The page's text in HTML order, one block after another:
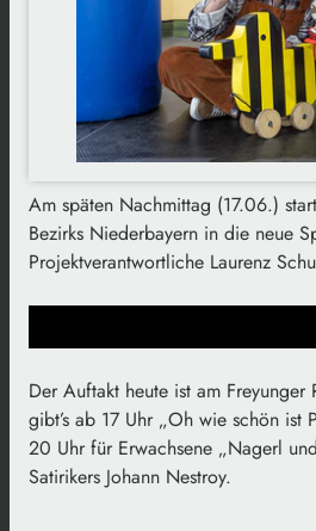
Am späten Nachmittag (17.06.)
Bezirks Niederbayern in die neue
Projektverantwortliche Laurenz
Der Auftakt heute ist am Freyunger
gibt’s ab 17 Uhr „Oh wie schön ist
20 Uhr für Erwachsene „Nagerl
Satirikers Johann Nestroy.